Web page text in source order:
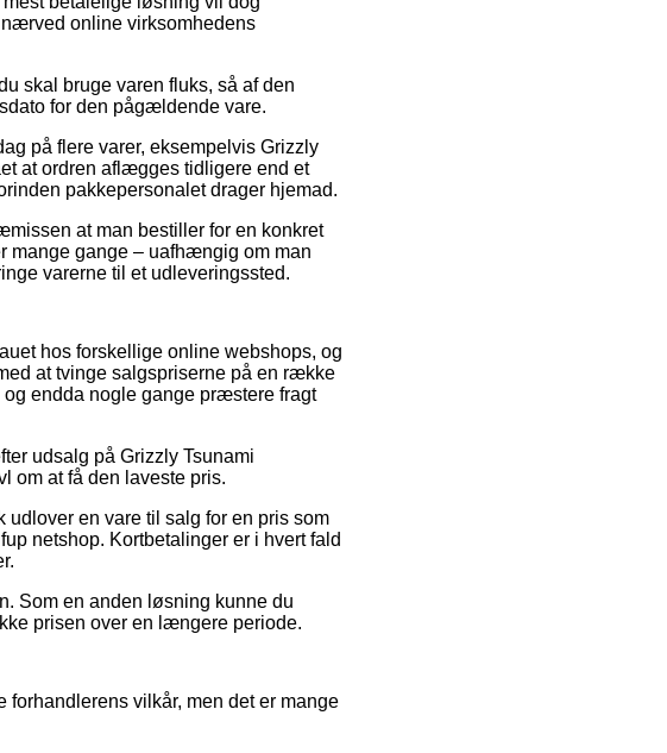
online virksomhedens
skal bruge varen fluks, så af den
for den pågældende vare.
på flere varer, eksempelvis Grizzly
at ordren aflægges tidligere end et
pakkepersonalet drager hjemad.
at man bestiller for en konkret
mange gange – uafhængig om man
varerne til et udleveringssted.
hos forskellige online webshops, og
at tvinge salgspriserne på en række
endda nogle gange præstere fragt
udsalg på Grizzly Tsunami
om at få den laveste pris.
en vare til salg for en pris som
netshop. Kortbetalinger er i hvert fald
Som en anden løsning kunne du
prisen over en længere periode.
vilkår, men det er mange